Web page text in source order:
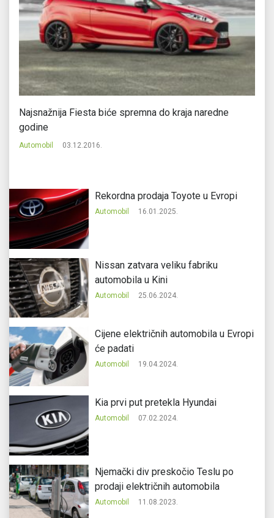
Najsnažnija Fiesta biće spremna do kraja naredne
godine
Automobil 03.12.2016.
Rekordna prodaja Toyote u Evropi
Automobil 16.01.2025.
Nissan zatvara veliku fabriku
automobila u Kini
Automobil 25.06.2024.
Cijene električnih automobila u Evropi
će padati
Automobil 19.04.2024.
Kia prvi put pretekla Hyundai
Automobil 07.02.2024.
Njemački div preskočio Teslu po
prodaji električnih automobila
Automobil 11.08.2023.